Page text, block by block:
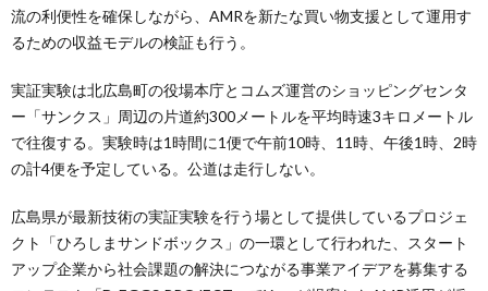
流の利便性を確保しながら、AMRを新たな買い物支援として運用す
るための収益モデルの検証も行う。
実証実験は北広島町の役場本庁とコムズ運営のショッピングセンタ
ー「サンクス」周辺の片道約300メートルを平均時速3キロメートル
で往復する。実験時は1時間に1便で午前10時、11時、午後1時、2時
の計4便を予定している。公道は走行しない。
広島県が最新技術の実証実験を行う場として提供しているプロジェ
クト「ひろしまサンドボックス」の一環として行われた、スタート
アップ企業から社会課題の解決につながる事業アイデアを募集する